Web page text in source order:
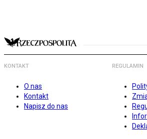
KONTAKT
O nas
Kontakt
Napisz do nas
REGULAMIN